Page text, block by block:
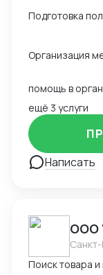
таможенного
делал сам),
общался с
схемы
сейчас в
Возил
различных
ещё 3 услуги
Написать
ООО
Поиск товара